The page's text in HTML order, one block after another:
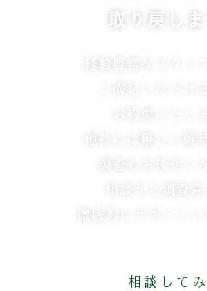
取り戻しま
経験豊富なスタッ
ご満足いただけ
他社には難しい難
調査もお任せく
相談から調査完
徹底的にサポートい
相談してみ